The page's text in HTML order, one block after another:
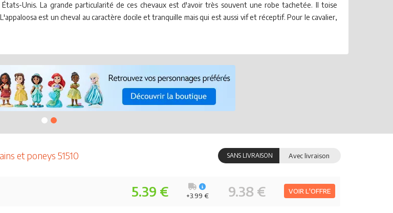
Unis. La grande particularité de ces chevaux est d'avoir très souvent une robe tachetée. Il toise
est un cheval au caractère docile et tranquille mais qui est aussi vif et réceptif. Pour le cavalier,
et poneys 51510 SANS LIVRAISON Avec livraison
5.39 € 9.38 € VOIR L'OFFRE
+3.99 €